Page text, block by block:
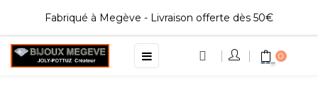
Fabriqué à Megève - Livraison offerte dès 50€
Basculer
la
☰ 0